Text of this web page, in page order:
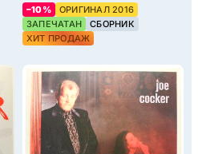
–10%
ОРИГИНАЛ 2016
ЗАПЕЧАТАН
СБОРНИК
ХИТ ПРОДАЖ